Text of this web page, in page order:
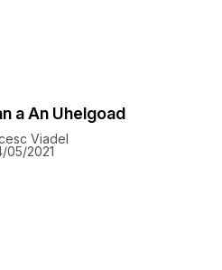
a An Uhelgoad
Viadel
05/2021